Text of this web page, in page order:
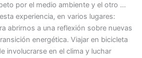
por el medio ambiente y el otro …
experiencia, en varios lugares:
abrirnos a una reflexión sobre nuevas
energética. Viajar en bicicleta
involucrarse en el clima y luchar